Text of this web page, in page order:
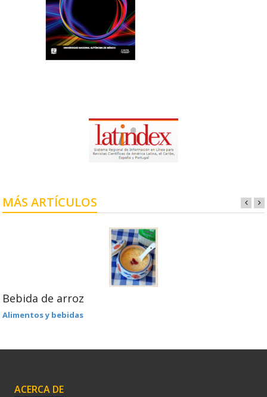
MÁS ARTÍCULOS
Bebida de arroz
Alimentos y bebidas
ACERCA DE